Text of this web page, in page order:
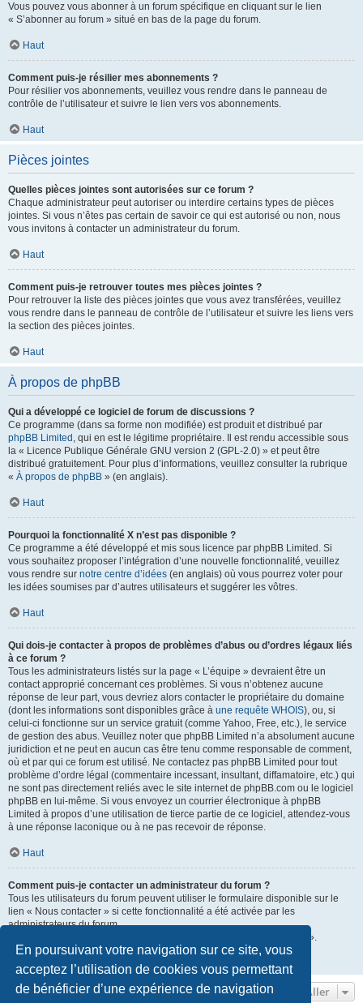
En poursuivant votre navigation sur ce site, vous
acceptez l’utilisation de cookies vous permettant
de bénéficier d’une expérience de navigation
Vous pouvez vous abonner à un forum spécifique en cliquant sur le lien
« S’abonner au forum » situé en bas de la page du forum.
Haut
Comment puis-je résilier mes abonnements ?
Pour résilier vos abonnements, veuillez vous rendre dans le panneau de
contrôle de l’utilisateur et suivre le lien vers vos abonnements.
Haut
Pièces jointes
Quelles pièces jointes sont autorisées sur ce forum ?
Chaque administrateur peut autoriser ou interdire certains types de pièces
jointes. Si vous n’êtes pas certain de savoir ce qui est autorisé ou non, nous
vous invitons à contacter un administrateur du forum.
Haut
Comment puis-je retrouver toutes mes pièces jointes ?
Pour retrouver la liste des pièces jointes que vous avez transférées, veuillez
vous rendre dans le panneau de contrôle de l’utilisateur et suivre les liens vers
la section des pièces jointes.
Haut
À propos de phpBB
Qui a développé ce logiciel de forum de discussions ?
Ce programme (dans sa forme non modifiée) est produit et distribué par
phpBB Limited , qui en est le légitime propriétaire. Il est rendu accessible sous
la « Licence Publique Générale GNU version 2 (GPL-2.0) » et peut être
distribué gratuitement. Pour plus d’informations, veuillez consulter la rubrique
« À propos de phpBB » (en anglais).
Haut
Pourquoi la fonctionnalité X n’est pas disponible ?
Ce programme a été développé et mis sous licence par phpBB Limited. Si
vous souhaitez proposer l’intégration d’une nouvelle fonctionnalité, veuillez
vous rendre sur notre centre d’idées (en anglais) où vous pourrez voter pour
les idées soumises par d’autres utilisateurs et suggérer les vôtres.
Haut
Qui dois-je contacter à propos de problèmes d’abus ou d’ordres légaux liés
à ce forum ?
Tous les administrateurs listés sur la page « L’équipe » devraient être un
contact approprié concernant ces problèmes. Si vous n’obtenez aucune
réponse de leur part, vous devriez alors contacter le propriétaire du domaine
(dont les informations sont disponibles grâce à une requête WHOIS), ou, si
celui-ci fonctionne sur un service gratuit (comme Yahoo, Free, etc.), le service
de gestion des abus. Veuillez noter que phpBB Limited n’a absolument aucune
juridiction et ne peut en aucun cas être tenu comme responsable de comment,
où et par qui ce forum est utilisé. Ne contactez pas phpBB Limited pour tout
problème d’ordre légal (commentaire incessant, insultant, diffamatoire, etc.) qui
ne sont pas directement reliés avec le site internet de phpBB.com ou le logiciel
phpBB en lui-même. Si vous envoyez un courrier électronique à phpBB
Limited à propos d’une utilisation de tierce partie de ce logiciel, attendez-vous
à une réponse laconique ou à ne pas recevoir de réponse.
Haut
Comment puis-je contacter un administrateur du forum ?
Tous les utilisateurs du forum peuvent utiliser le formulaire disponible sur le
lien « Nous contacter » si cette fonctionnalité a été activée par les
administrateurs du forum.
Les membres du forum peuvent également utiliser le lien « L’équipe ».
Aller